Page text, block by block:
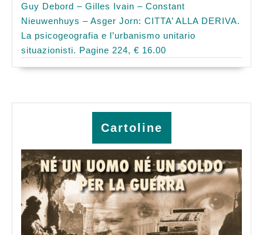
Guy Debord – Gilles Ivain – Constant
Nieuwenhuys – Asger Jorn: CITTA’ ALLA DERIVA.
La psicogeografia e l’urbanismo unitario
situazionisti. Pagine 224, € 16.00
Cartoline